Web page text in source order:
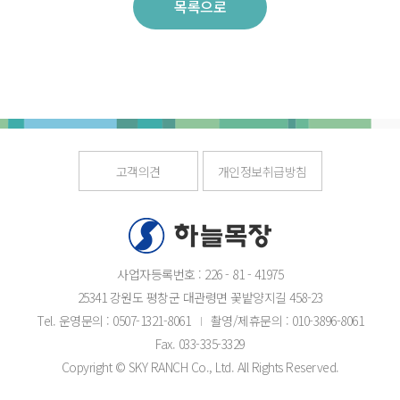
목록으로
고객의견 개인정보취급방침
사업자등록번호 : 226 - 81 - 41975
25341 강원도 평창군 대관령면 꽃밭양지길 458-23
Tel. 운영문의 : 0507-1321-8061
촬영/제휴문의 : 010-3896-8061
Fax. 033-335-3329
Copyright © SKY RANCH Co., Ltd. All Rights Reserved.